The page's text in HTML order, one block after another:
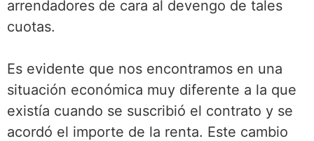
arrendadores de cara al devengo de tales
cuotas.
Es evidente que nos encontramos en una
situación económica muy diferente a la que
existía cuando se suscribió el contrato y se
acordó el importe de la renta. Este cambio